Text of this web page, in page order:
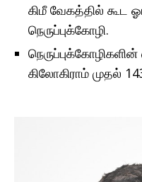
கிமீ வேகத்தில் கூட
நெருப்புக்கோழி.
கிலோகிராம் முதல்